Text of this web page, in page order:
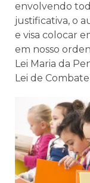
envolvendo
justificativa, o
e visa colocar
em nosso
Lei Maria da
Lei de